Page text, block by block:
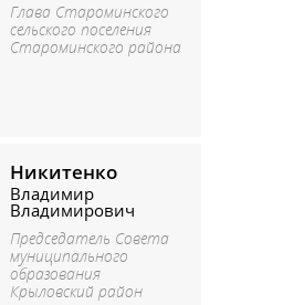
Глава Староминского
сельского поселения
Староминского района
Никитенко
Владимир
Владимирович
Председатель Совета
муниципального
образования
Крыловский район